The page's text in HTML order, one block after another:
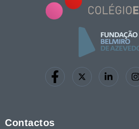
Contactos